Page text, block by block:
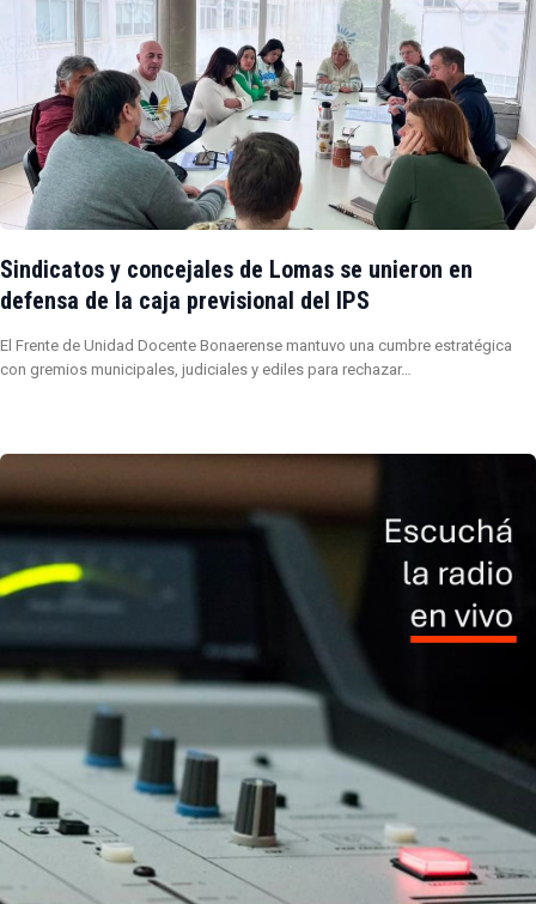
Sindicatos y concejales de Lomas se unieron en
defensa de la caja previsional del IPS
El Frente de Unidad Docente Bonaerense mantuvo una cumbre estratégica
con gremios municipales, judiciales y ediles para rechazar…